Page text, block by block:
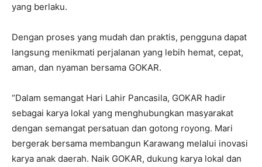
yang berlaku.
Dengan proses yang mudah dan praktis, pengguna dapat
langsung menikmati perjalanan yang lebih hemat, cepat,
aman, dan nyaman bersama GOKAR.
“Dalam semangat Hari Lahir Pancasila, GOKAR hadir
sebagai karya lokal yang menghubungkan masyarakat
dengan semangat persatuan dan gotong royong. Mari
bergerak bersama membangun Karawang melalui inovasi
karya anak daerah. Naik GOKAR, dukung karya lokal dan